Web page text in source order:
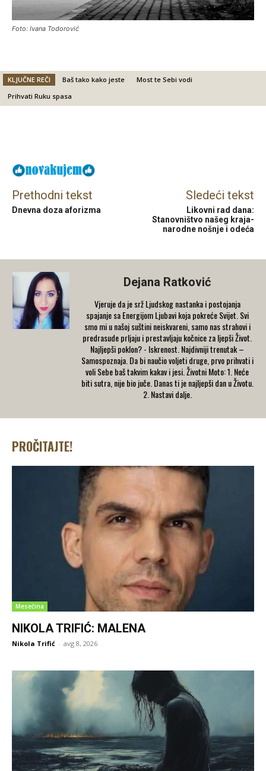
Foto: Ivana Todorović
KLJUČNE REČI Baš tako kako jeste
Most te Sebi vodi
Prihvati Ruku spasa
Prethodni tekst
Dnevna doza aforizma
Sledeći tekst
Likovni rad dana:
Stanovništvo našeg kraja-
narodne nošnje i odeća
Dejana Ratković
Vjeruje da je srž Ljudskog nastanka i postojanja
spajanje sa Energijom Ljubavi koja pokreće Svijet. Svi
smo mi u našoj suštini neiskvareni, samo nas strahovi i
predrasude prljaju i prestavljaju kočnice za ljepši Život.
Najljepši poklon? - Iskrenost. Najdivniji trenutak –
Samospoznaja. Da bi naučio voljeti druge, prvo prihvati i
voli Sebe baš takvim kakav i jesi. Životni Moto: 1. Neće
biti sutra, nije bio juče. Danas ti je najljepši dan u Životu.
2. Nastavi dalje.
PROČITAJTE!
Mesečina
NIKOLA TRIFIĆ: MALENA
Nikola Trifić - avg 8, 2026